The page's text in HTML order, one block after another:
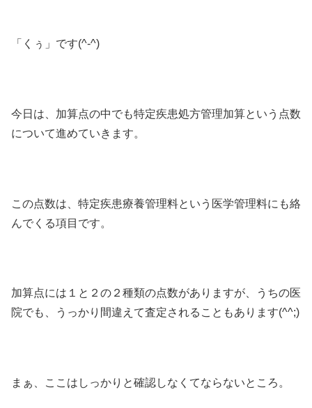
「くぅ」です(^-^)
今日は、加算点の中でも特定疾患処方管理加算という点数
について進めていきます。
この点数は、特定疾患療養管理料という医学管理料にも絡
んでくる項目です。
加算点には１と２の２種類の点数がありますが、うちの医
院でも、うっかり間違えて査定されることもあります(^^;)
まぁ、ここはしっかりと確認しなくてならないところ。